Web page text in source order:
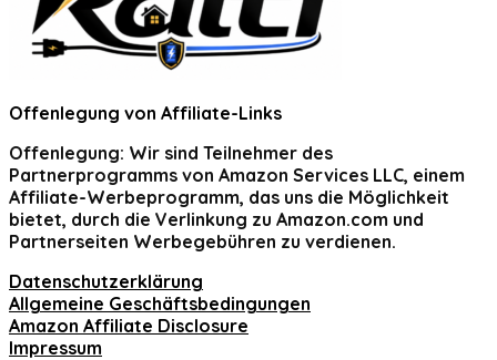
Offenlegung von Affiliate-Links
Offenlegung: Wir sind Teilnehmer des
Partnerprogramms von Amazon Services LLC, einem
Affiliate-Werbeprogramm, das uns die Möglichkeit
bietet, durch die Verlinkung zu Amazon.com und
Partnerseiten Werbegebühren zu verdienen.
Datenschutzerklärung
Allgemeine Geschäftsbedingungen
Amazon Affiliate Disclosure
Impressum